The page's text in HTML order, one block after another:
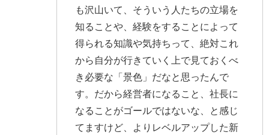
も沢山いて、そういう人たちの立場を
知ることや、経験をすることによって
得られる知識や気持ちって、絶対これ
から自分が行きていく上で見ておくべ
き必要な「景色」だなと思ったんで
す。だから経営者になること、社長に
なることがゴールではないな、と感じ
てますけど、よりレベルアップした新